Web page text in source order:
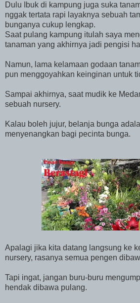
Dulu Ibuk di kampung juga suka
nggak tertata rapi layaknya sebuah
bunganya cukup lengkap.
Saat pulang kampung itulah saya
tanaman yang akhirnya jadi pengisi
Namun, lama kelamaan godaan
pun menggoyahkan keinginan untuk
Sampai akhirnya, saat mudik ke
sebuah nursery.
Kalau boleh jujur, belanja bunga
menyenangkan bagi pecinta bunga.
Apalagi jika kita datang langsung ke
nursery, rasanya semua pengen
Tapi ingat, jangan buru-buru
hendak dibawa pulang.